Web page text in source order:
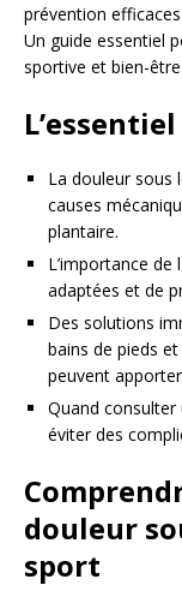
prévention
Un guide essentiel
sportive et bien-
La douleur sous
causes
plantaire.
L’importance
adaptées et de
Des solutions
bains de pieds
peuvent
Quand
éviter des
douleur
sport